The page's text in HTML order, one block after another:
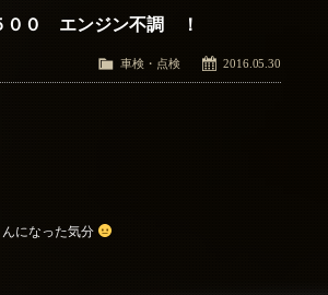
００ エンジン不調 ！
2016.05.30
車検・点検
になった気分